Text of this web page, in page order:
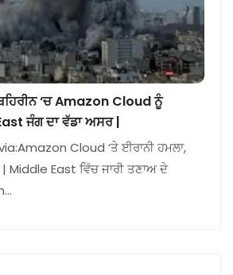
‘ਚ Amazon Cloud ਨੂੰ
ਜੰਗ ਦਾ ਵੱਡਾ ਅਸਰ |
Cloud ‘ਤੇ ਈਰਾਨੀ ਹਮਲਾ,
Middle East ਵਿੱਚ ਜਾਰੀ ਤਣਾਅ ਦੇ